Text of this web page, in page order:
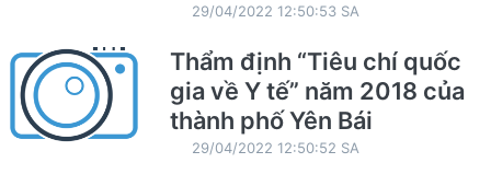
29/04/2022 12:50:53 SA
Thẩm định “Tiêu chí quốc
gia về Y tế” năm 2018 của
thành phố Yên Bái
29/04/2022 12:50:52 SA